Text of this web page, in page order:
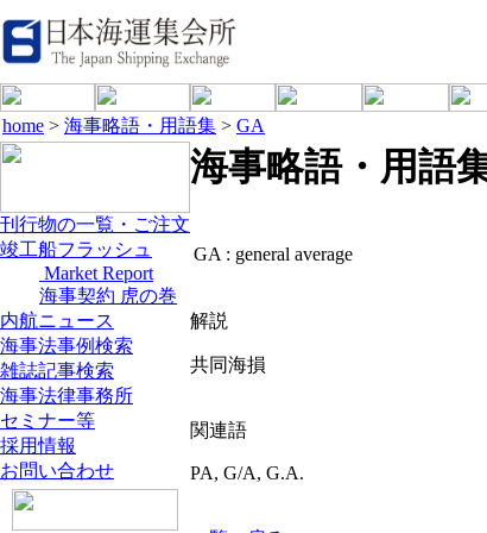
home > 海事略語・用語集 > GA
刊行物の一覧・ご注文
竣工船フラッシュ
Market Report
海事契約 虎の巻
内航ニュース
海事法事例検索
雑誌記事検索
海事法律事務所
セミナー等
採用情報
お問い合わせ
海事略語・用語
GA : general average
解説
共同海損
関連語
PA, G/A, G.A.